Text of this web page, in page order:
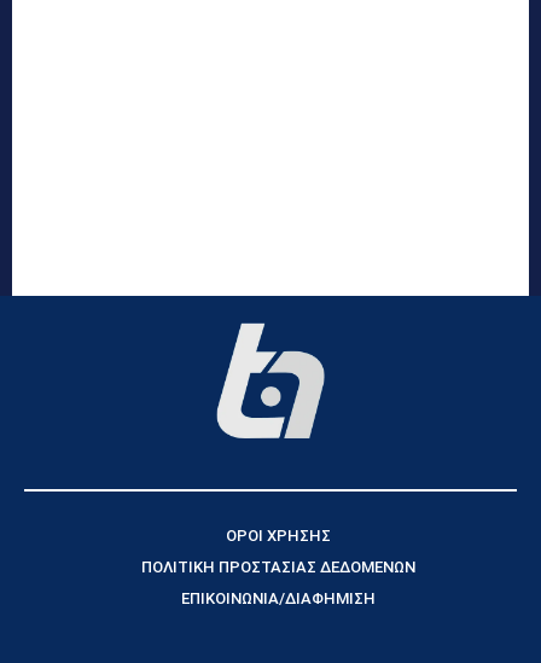
ΟΡΟΙ ΧΡΗΣΗΣ
ΠΟΛΙΤΙΚΗ ΠΡΟΣΤΑΣΙΑΣ ΔΕΔΟΜΕΝΩΝ
ΕΠΙΚΟΙΝΩΝΙΑ/ΔΙΑΦΗΜΙΣΗ